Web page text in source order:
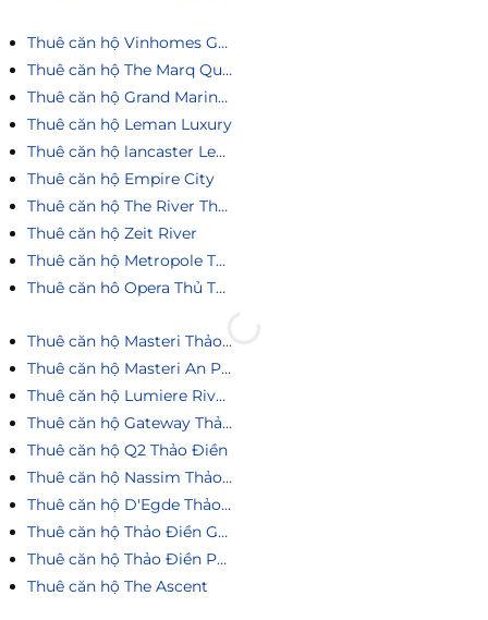
Thuê căn hộ Vinhomes Golden River
Thuê căn hộ The Marq Quận 1
Thuê căn hộ Grand Marina Saigon
Thuê căn hộ Leman Luxury
Thuê căn hộ lancaster Legacy
Thuê căn hộ Empire City
Thuê căn hộ The River Thủ Thiêm
Thuê căn hộ Zeit River
Thuê căn hộ Metropole Thủ Thiêm
Thuê căn hô Opera Thủ Thiêm
Thuê căn hộ Masteri Thảo Điền
Thuê căn hộ Masteri An Phú
Thuê căn hộ Lumiere Riverside
Thuê căn hộ Gateway Thảo Điền
Thuê căn hộ Q2 Thảo Điền
Thuê căn hộ Nassim Thảo Điền
Thuê căn hộ D'Egde Thảo Điền
Thuê căn hộ Thảo Điền Green
Thuê căn hộ Thảo Điền Pearl
Thuê căn hộ The Ascent